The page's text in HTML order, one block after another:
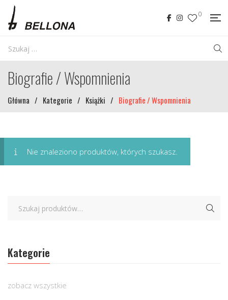
0
Biografie / Wspomnienia
Główna / Kategorie / Książki / Biografie / Wspomnienia
Nie znaleziono produktów, których szukasz.
Kategorie
zobacz wszystkie